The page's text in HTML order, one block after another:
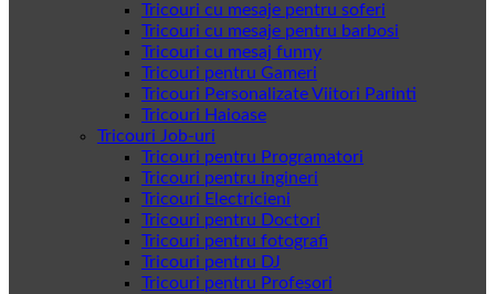
Tricouri cu mesaje pentru soferi
Tricouri cu mesaje pentru barbosi
Tricouri cu mesaj funny
Tricouri pentru Gameri
Tricouri Personalizate Viitori Parinti
Tricouri Haioase
Tricouri Job-uri
Tricouri pentru Programatori
Tricouri pentru ingineri
Tricouri Electricieni
Tricouri pentru Doctori
Tricouri pentru fotografi
Tricouri pentru DJ
Tricouri pentru Profesori